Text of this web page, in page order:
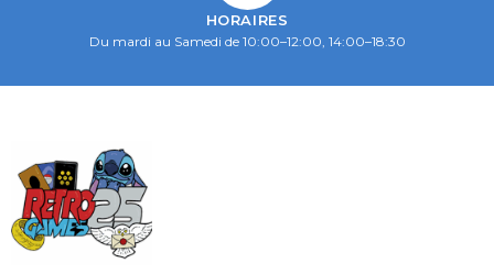
HORAIRES
Du mardi au Samedi de 10:00–12:00, 14:00–18:30